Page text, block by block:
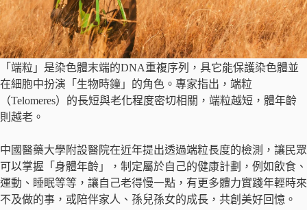
「端粒」是染色體末端的DNA重複序列，具它能保護染色體並
在細胞中扮演「生物時鐘」的角色。專家指出，端粒
（Telomeres）的長短與老化程度密切相關，端粒越短，體年齡
則越老。
中國醫藥大學附設醫院在近年提出透過端粒長度的檢測，讓民眾
可以掌握「身體年齡」，制定屬於自己的健康計劃，例如飲食、
運動、睡眠等等，讓自己老得慢一點，有更多體力實踐年輕時來
不及做的事，或陪伴家人、孫兒孫女的成長，共創美好回憶。